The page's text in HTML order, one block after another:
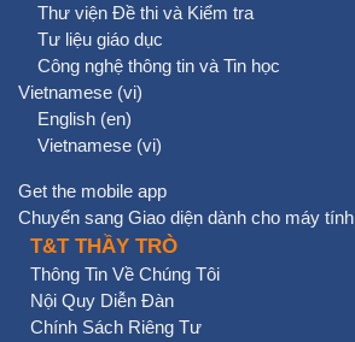
Thư viện Đề thi và Kiểm tra
Tư liệu giáo dục
Công nghệ thông tin và Tin học
Vietnamese ‎(vi)‎
English ‎(en)‎
Vietnamese ‎(vi)‎
Get the mobile app
Chuyển sang Giao diện dành cho máy tính
T&T THẦY TRÒ
Thông Tin Về Chúng Tôi
Nội Quy Diễn Đàn
Chính Sách Riêng Tư